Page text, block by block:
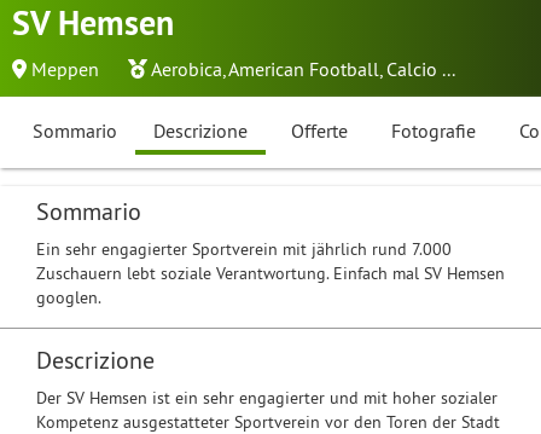
SV Hemsen
Meppen Aerobica,American Football, Calcio ...
Sommario Descrizione Offerte Fotografie
Sommario
Ein sehr engagierter Sportverein mit jährlich rund 7.000
Zuschauern lebt soziale Verantwortung. Einfach mal SV Hemsen
googlen.
Descrizione
Der SV Hemsen ist ein sehr engagierter und mit hoher sozialer
Kompetenz ausgestatteter Sportverein vor den Toren der Stadt